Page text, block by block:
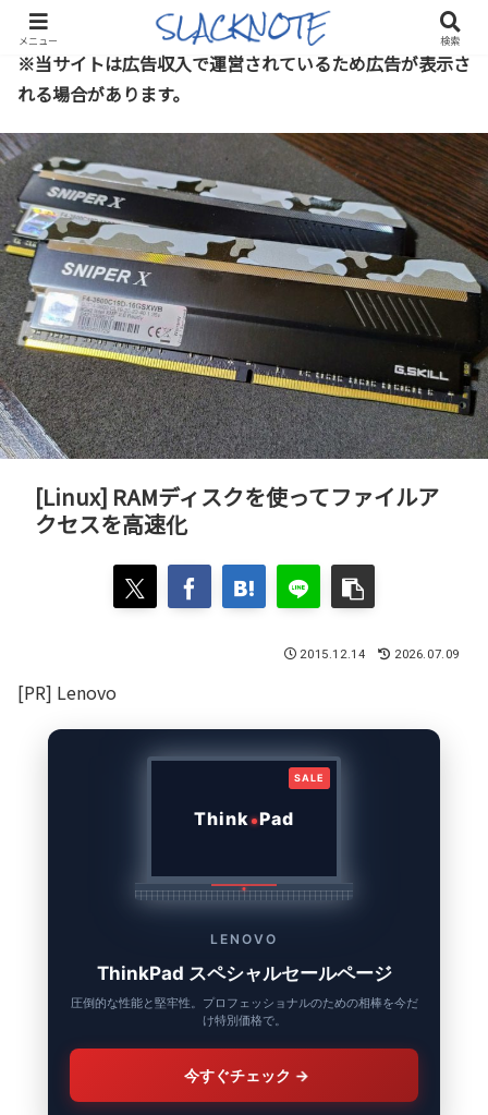
※当サイトは広告収入で運営されているため広告が表示さ
れる場合があります。
[Linux] RAMディスクを使ってファイルア
クセスを高速化
2015.12.14 2026.07.09
[PR] Lenovo
Think Pad
SALE
LENOVO
ThinkPad スペシャルセールページ
圧倒的な性能と堅牢性。プロフェッショナルのための相棒を今だ
け特別価格で。
今すぐチェック →
メニュー 検索